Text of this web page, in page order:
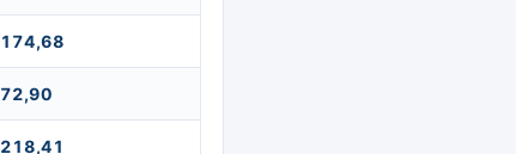
174,68
72,90
218,41